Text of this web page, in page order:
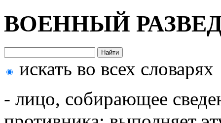
ВОЕННЫЙ
искать во всех словарях
- лицо, собирающее